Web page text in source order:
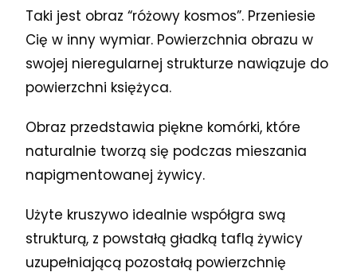
Taki jest obraz “różowy kosmos”. Przeniesie
Cię w inny wymiar. Powierzchnia obrazu w
swojej nieregularnej strukturze nawiązuje do
powierzchni księżyca.
Obraz przedstawia piękne komórki, które
naturalnie tworzą się podczas mieszania
napigmentowanej żywicy.
Użyte kruszywo idealnie współgra swą
strukturą, z powstałą gładką taflą żywicy
uzupełniającą pozostałą powierzchnię